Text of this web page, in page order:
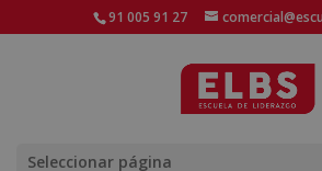
91 005 91 27
Seleccionar página